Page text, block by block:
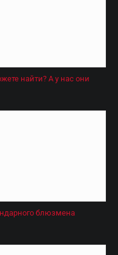
найти? А у нас они
блюзмена